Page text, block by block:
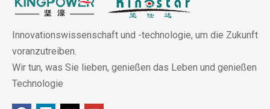
Innovationswissenschaft und -technologie, um die Zukunft
voranzutreiben.
Wir tun, was Sie lieben, genießen das Leben und genießen
Technologie